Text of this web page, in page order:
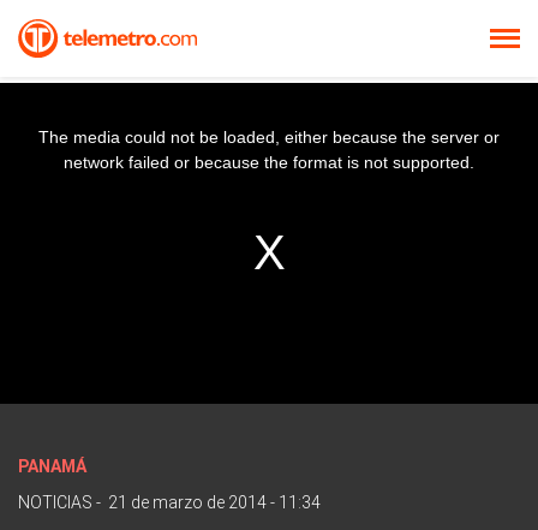
The media could not be loaded, either because the server or
network failed or because the format is not supported.
PANAMÁ
NOTICIAS - 21 de marzo de 2014 - 11:34